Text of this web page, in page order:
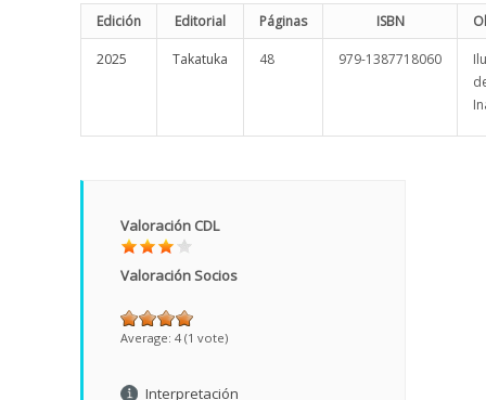
Edición Editorial Páginas ISBN
2025 Takatuka 48 979-1387718060
Valoración CDL
Valoración Socios
Average: 4 (1 vote)
Interpretación